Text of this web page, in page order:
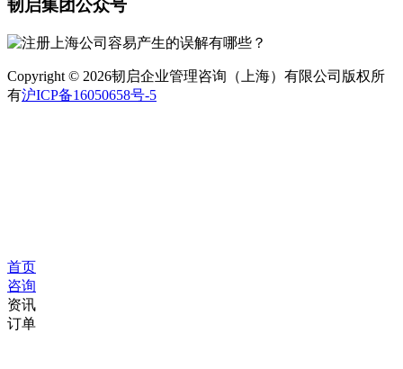
韧启集团公众号
Copyright © 2026韧启企业管理咨询（上海）有限公司版权所
有沪ICP备16050658号-5
首页
咨询
资讯
订单